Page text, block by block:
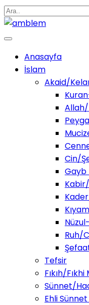
Anasayfa
İslam
Akaid/
Cin/
Gayb
Ruh/
Tefsir
Fıkıh/
Sünnet/
Ehli